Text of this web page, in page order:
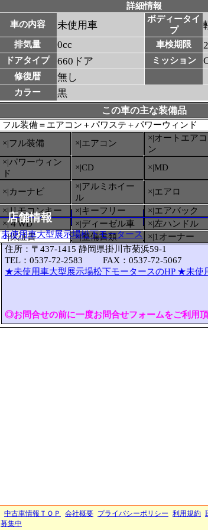
詳細情報
車の内容
未使用車
ボディータイ
プ
排気量 0cc 車検期限
ドアタイプ 660ドア ミッション
修復暦 無し
カラー 黒
この車の主な装備品
フル装備＝エアコン＋パワステ＋パワーウィンド
×|フル装備
×|エアコン
×|オートエアコ
ン
×|パワーウィン
ド
×|CD ×|MD
×|カーナビ
×|アルミホイー
ル
×|エアロ
×|リモコンキー
×|キーフリー ×|エアバック
×|４WD
×|ディーゼル車 ×|左ハンドル
○|保証書 ×|整備書類 ×|1オーナー
店舗情報
未使用車大型展示場松下モータース
住所：〒437-1415 静岡県掛川市菊浜59-1
TEL：0537-72-2583 FAX：0537-72-5067
★未使用車大型展示場松下モータースのHP ★未使
◎お問合せの前に一度お問合せフォームをご利用
中古車情報ＴＯＰ 会社概要 プライバシーポリシー 利用規約
募集中